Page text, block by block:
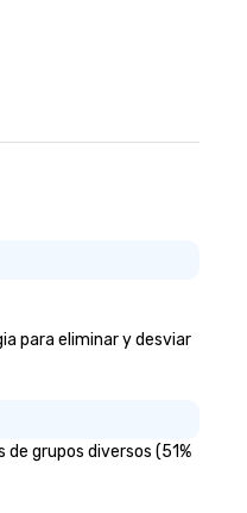
para eliminar y desviar
grupos diversos (51%